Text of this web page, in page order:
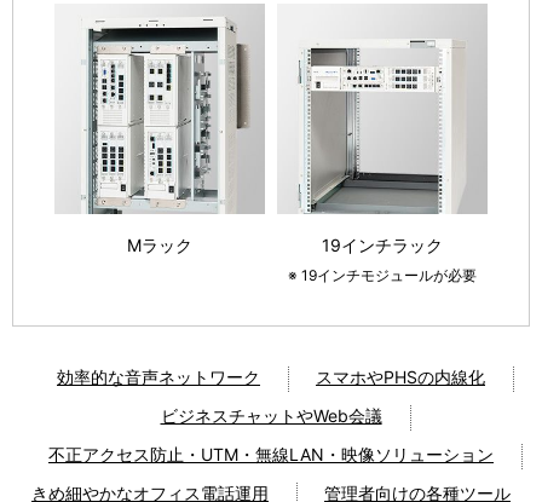
Mラック 19インチラック
※ 19インチモジュールが必要
効率的な音声ネットワーク
スマホやPHSの内線化
ビジネスチャットやWeb会議
不正アクセス防止・UTM・無線LAN・映像ソリューション
きめ細やかなオフィス電話運用
管理者向けの各種ツール